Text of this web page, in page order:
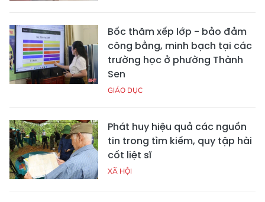
Bốc thăm xếp lớp - bảo đảm
công bằng, minh bạch tại các
trường học ở phường Thành
Sen
GIÁO DỤC
Phát huy hiệu quả các nguồn
tin trong tìm kiếm, quy tập hài
cốt liệt sĩ
XÃ HỘI